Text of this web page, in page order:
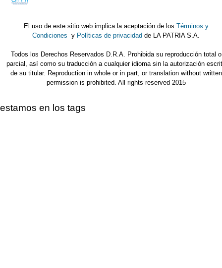
El uso de este sitio web implica la aceptación de los Términos y
Condiciones y Políticas de privacidad de LA PATRIA S.A.
Todos los Derechos Reservados D.R.A. Prohibida su reproducción total o
parcial, así como su traducción a cualquier idioma sin la autorización
de su titular. Reproduction in whole or in part, or translation without written
permission is prohibited. All rights reserved 2015
estamos en los tags